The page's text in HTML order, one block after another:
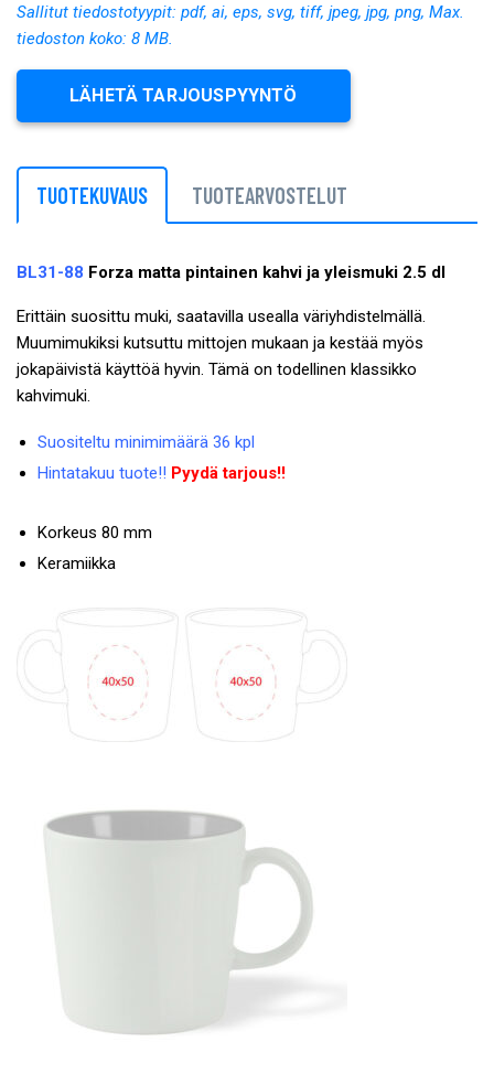
Sallitut tiedostotyypit: pdf, ai, eps, svg, tiff, jpeg, jpg, png, Max.
tiedoston koko: 8 MB.
LÄHETÄ TARJOUSPYYNTÖ
TUOTEKUVAUS TUOTEARVOSTELUT
BL31-88 Forza matta pintainen kahvi ja yleismuki 2.5 dl
Erittäin suosittu muki, saatavilla usealla väriyhdistelmällä.
Muumimukiksi kutsuttu mittojen mukaan ja kestää myös
jokapäivistä käyttöä hyvin. Tämä on todellinen klassikko
kahvimuki.
Suositeltu minimimäärä 36 kpl
Hintatakuu tuote!! Pyydä tarjous!!
Korkeus 80 mm
Keramiikka